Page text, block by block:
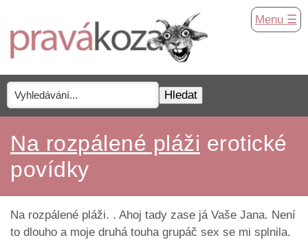
Menu ☰
Na rozpálené pláži erotické
povídky
Na rozpálené pláži. . Ahoj tady zase já Vaše Jana. Není
to dlouho a moje druhá touha grupáč sex se mi splnila.